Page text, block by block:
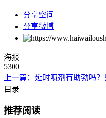
分享空间
分享微博
海报
5300
上一篇：延时喷剂有助勃吗
目录
推荐阅读